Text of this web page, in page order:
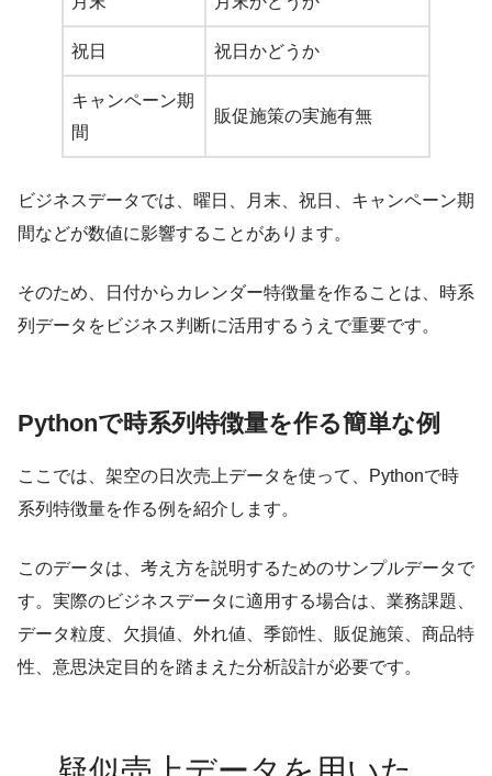
祝日 祝日かどうか
キャンペーン期
間
販促施策の実施有無
ビジネスデータでは、曜日、月末、祝日、キャンペーン期
間などが数値に影響することがあります。
そのため、日付からカレンダー特徴量を作ることは、時系
列データをビジネス判断に活用するうえで重要です。
Pythonで時系列特徴量を作る簡単な例
ここでは、架空の日次売上データを使って、Pythonで時
系列特徴量を作る例を紹介します。
このデータは、考え方を説明するためのサンプルデータで
す。実際のビジネスデータに適用する場合は、業務課題、
データ粒度、欠損値、外れ値、季節性、販促施策、商品特
性、意思決定目的を踏まえた分析設計が必要です。